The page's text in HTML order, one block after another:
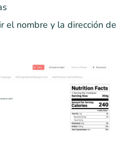
el nombre y la dirección de